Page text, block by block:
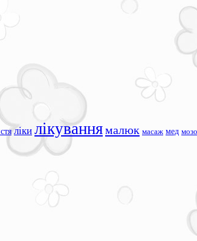
ліки лікуваннямалюк масаж мед